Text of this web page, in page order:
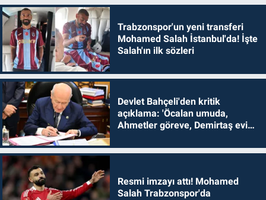
Trabzonspor'un yeni transferi
Mohamed Salah İstanbul'da! İşte
Salah'ın ilk sözleri
Devlet Bahçeli'den kritik
açıklama: 'Öcalan umuda,
Ahmetler göreve, Demirtaş evine
Resmi imzayı attı! Mohamed
Salah Trabzonspor'da